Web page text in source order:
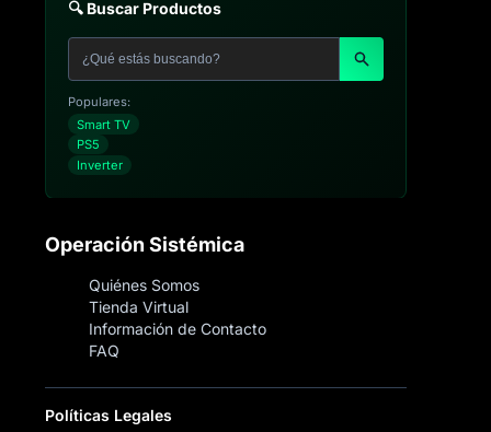
🔍 Buscar Productos
Populares:
Smart TV
PS5
Inverter
Operación Sistémica
Quiénes Somos
Tienda Virtual
Información de Contacto
FAQ
Políticas Legales